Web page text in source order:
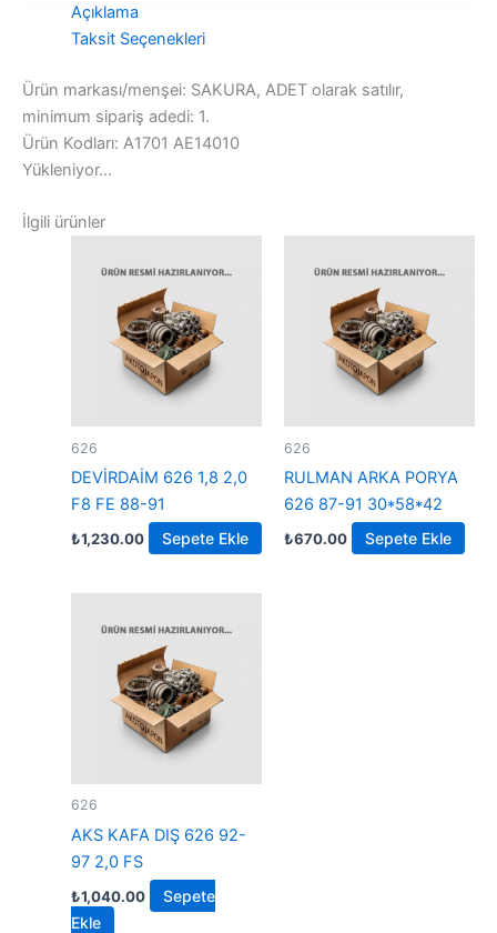
Açıklama
Taksit Seçenekleri
Ürün markası/menşei: SAKURA, ADET olarak satılır,
minimum sipariş adedi: 1.
Ürün Kodları: A1701 AE14010
Yükleniyor...
İlgili ürünler
626
DEVİRDAİM 626 1,8 2,0
F8 FE 88-91
₺1,230.00 Sepete Ekle
626
RULMAN ARKA PORYA
626 87-91 30*58*42
₺670.00 Sepete Ekle
626
AKS KAFA DIŞ 626 92-
97 2,0 FS
₺1,040.00
Sepete
Ekle